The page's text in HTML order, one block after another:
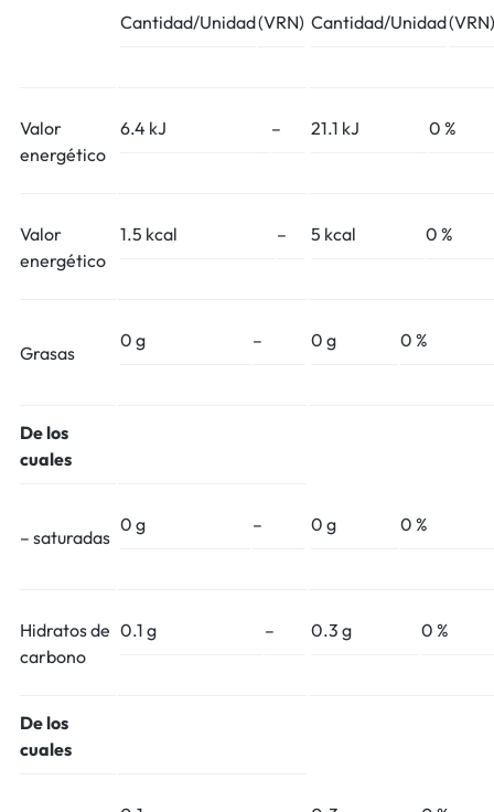
Cantidad/Unidad(VRN) Cantidad/Unidad(VRN)
Valor
energético
6.4 kJ – 21.1 kJ 0 %
Valor
energético
1.5 kcal – 5 kcal 0 %
Grasas
0 g – 0 g 0 %
De los
cuales
– saturadas
0 g – 0 g 0 %
Hidratos de
carbono
0.1 g – 0.3 g 0 %
De los
cuales